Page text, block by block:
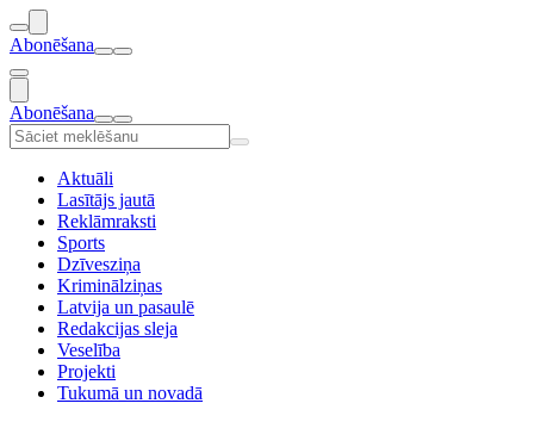
Abonēšana
Abonēšana
Aktuāli
Lasītājs jautā
Reklāmraksti
Sports
Dzīvesziņa
Kriminālziņas
Latvija un pasaulē
Redakcijas sleja
Veselība
Projekti
Tukumā un novadā